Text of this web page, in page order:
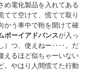
め電化製品を入れてある
てて空けて、慌てて取り
う車中で鞄を開けて確
ボーイアドバンスが入っ
）つ、使えねー‥‥。だ
るほど似ちゃーいない
。やはり人間慌てた行動